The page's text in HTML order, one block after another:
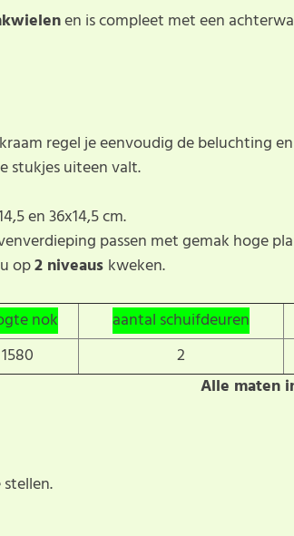
en is compleet met een
regel je eenvoudig de beluchting
stukjes uiteen valt.
en 36x14,5 cm.
passen met gemak hoge
op2 niveaus kweken.
nok aantal schuifdeuren
1580 2
Alle maten